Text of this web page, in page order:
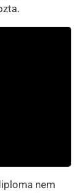
nem